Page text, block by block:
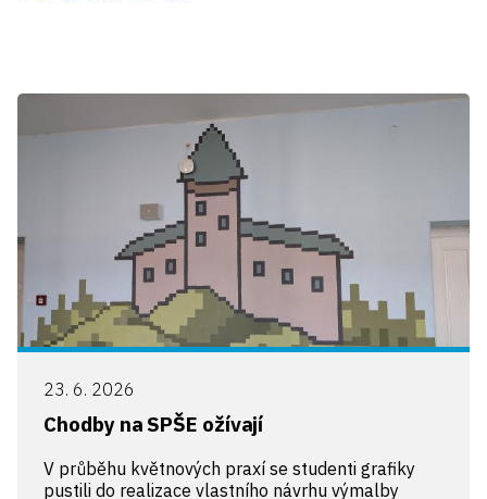
23. 6. 2026
Chodby na SPŠE ožívají
V průběhu květnových praxí se studenti grafiky
pustili do realizace vlastního návrhu výmalby